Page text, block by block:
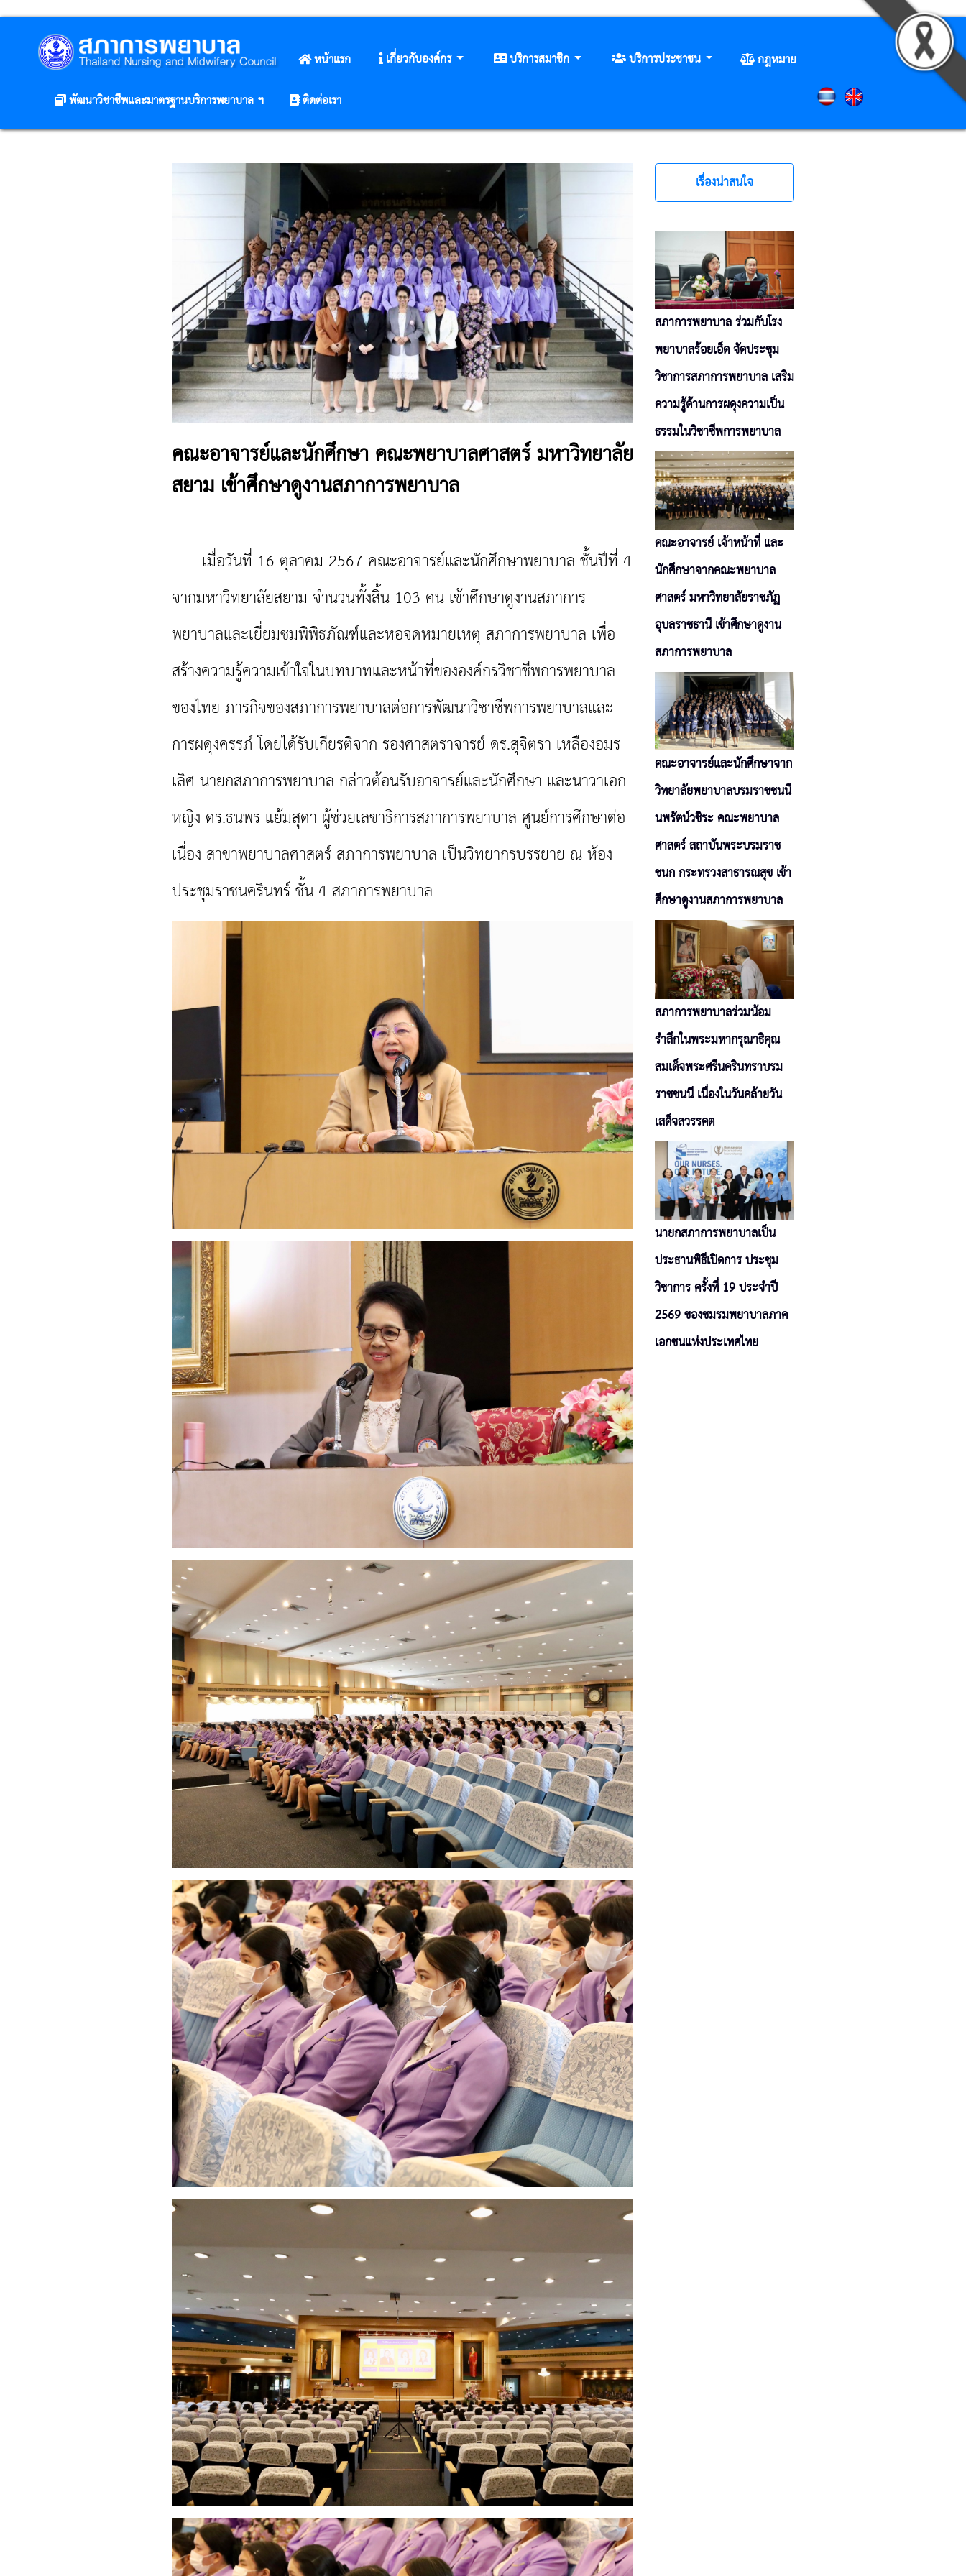
หน้าแรก เกี่ยวกับองค์กร บริการสมาชิก บริการประชาชน
กฎหมาย
พัฒนาวิชาชีพและมาตรฐานบริการพยาบาล ฯ
ติดต่อเรา
คณะอาจารย์และนักศึกษา คณะพยาบาลศาสตร์ มหาวิทยาลัย
สยาม เข้าศึกษาดูงานสภาการพยาบาล
เมื่อวันที่ 16 ตุลาคม 2567 คณะอาจารย์และนักศึกษาพยาบาล ชั้นปีที่ 4
จากมหาวิทยาลัยสยาม จำนวนทั้งสิ้น 103 คน เข้าศึกษาดูงานสภาการ
พยาบาลและเยี่ยมชมพิพิธภัณฑ์และหอจดหมายเหตุ สภาการพยาบาล เพื่อ
สร้างความรู้ความเข้าใจในบทบาทและหน้าที่ขององค์กรวิชาชีพการพยาบาล
ของไทย ภารกิจของสภาการพยาบาลต่อการพัฒนาวิชาชีพการพยาบาลและ
การผดุงครรภ์ โดยได้รับเกียรติจาก รองศาสตราจารย์ ดร.สุจิตรา เหลืองอมร
เลิศ นายกสภาการพยาบาล กล่าวต้อนรับอาจารย์และนักศึกษา และนาวาเอก
หญิง ดร.ธนพร แย้มสุดา ผู้ช่วยเลขาธิการสภาการพยาบาล ศูนย์การศึกษาต่อ
เนื่อง สาขาพยาบาลศาสตร์ สภาการพยาบาล เป็นวิทยากรบรรยาย ณ ห้อง
ประชุมราชนครินทร์ ชั้น 4 สภาการพยาบาล
เรื่องน่าสนใจ
สภาการพยาบาล ร่วมกับโรง
พยาบาลร้อยเอ็ด จัดประชุม
วิชาการสภาการพยาบาล เสริม
ความรู้ด้านการผดุงความเป็น
ธรรมในวิชาชีพการพยาบาล
คณะอาจารย์ เจ้าหน้าที่ และ
นักศึกษาจากคณะพยาบาล
ศาสตร์ มหาวิทยาลัยราชภัฏ
อุบลราชธานี เข้าศึกษาดูงาน
สภาการพยาบาล
คณะอาจารย์และนักศึกษาจาก
วิทยาลัยพยาบาลบรมราชชนนี
นพรัตน์วชิระ คณะพยาบาล
ศาสตร์ สถาบันพระบรมราช
ชนก กระทรวงสาธารณสุข เข้า
ศึกษาดูงานสภาการพยาบาล
สภาการพยาบาลร่วมน้อม
รำลึกในพระมหากรุณาธิคุณ
สมเด็จพระศรีนครินทราบรม
ราชชนนี เนื่องในวันคล้ายวัน
เสด็จสวรรคต
นายกสภาการพยาบาลเป็น
ประธานพิธีเปิดการ ประชุม
วิชาการ ครั้งที่ 19 ประจำปี
2569 ของชมรมพยาบาลภาค
เอกชนแห่งประเทศไทย